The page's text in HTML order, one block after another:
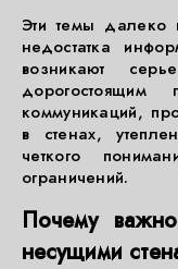
Эти темы
недостатка
возникают
дорогостоящим
коммуникаций,
в стенах,
четкого
ограничений.
Почему
несущими